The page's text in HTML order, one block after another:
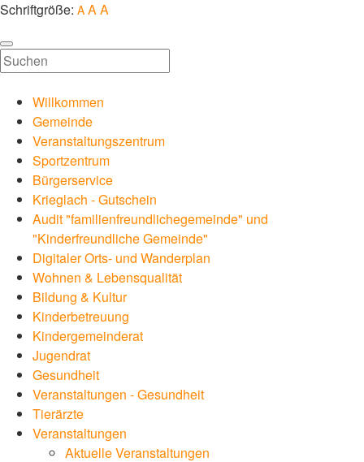
Schriftgröße: A AA
Toggle
navigation
Willkommen
Gemeinde
Veranstaltungszentrum
Sportzentrum
Bürgerservice
Krieglach - Gutschein
Audit "familienfreundlichegemeinde" und
"Kinderfreundliche Gemeinde"
Digitaler Orts- und Wanderplan
Wohnen & Lebensqualität
Bildung & Kultur
Kinderbetreuung
Kindergemeinderat
Jugendrat
Gesundheit
Veranstaltungen - Gesundheit
Tierärzte
Veranstaltungen
Aktuelle Veranstaltungen